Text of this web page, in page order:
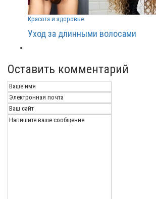
Красота и здоровье
Уход за длинными волосами
Оставить комментарий